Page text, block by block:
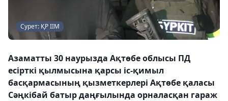
Сурет: ҚР ІІМ
Азаматты 30 наурызда Ақтөбе облысы ПД
есірткі қылмысына қарсы іс-қимыл
басқармасының қызметкерлері Ақтөбе қаласы
Сəңкібай батыр даңғылында орналасқан гараж